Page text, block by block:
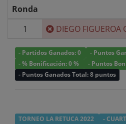
Ronda
1
DIEGO FIGUEROA
- Partidos Ganados: 0
- Puntos
- % Bonificación: 0 %
- Puntos
- Puntos Ganados Total: 8 puntos
TORNEO LA RETUCA 2022 -